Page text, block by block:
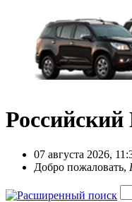
07 августа 2026,
Добро пожаловать,